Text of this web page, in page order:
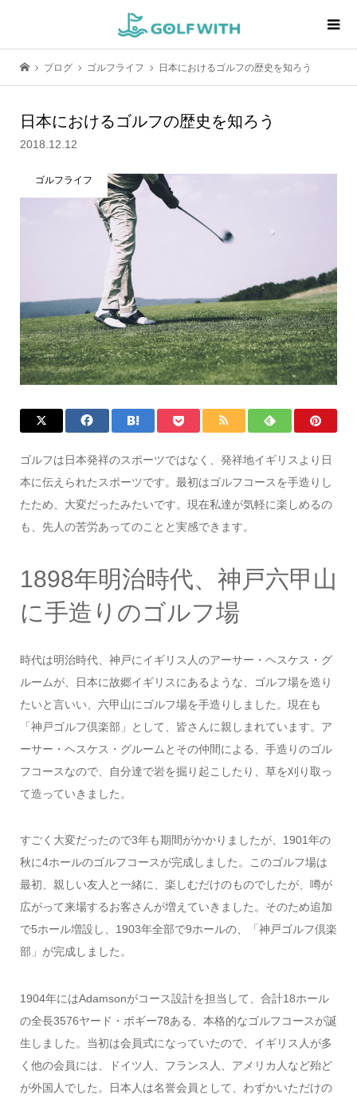
ブログ ゴルフライフ 日本におけるゴルフの歴史を知ろう
日本におけるゴルフの歴史を知ろう
2018.12.12
ゴルフライフ
ゴルフは日本発祥のスポーツではなく、発祥地イギリスより日
本に伝えられたスポーツです。最初はゴルフコースを手造りし
たため、大変だったみたいです。現在私達が気軽に楽しめるの
も、先人の苦労あってのことと実感できます。
1898年明治時代、神戸六甲山
に手造りのゴルフ場
時代は明治時代、神戸にイギリス人のアーサー・ヘスケス・グ
ルームが、日本に故郷イギリスにあるような、ゴルフ場を造り
たいと言いい、六甲山にゴルフ場を手造りしました。現在も
「神戸ゴルフ倶楽部」として、皆さんに親しまれています。ア
ーサー・ヘスケス・グルームとその仲間による、手造りのゴル
フコースなので、自分達で岩を掘り起こしたり、草を刈り取っ
て造っていきました。
すごく大変だったので3年も期間がかかりましたが、1901年の
秋に4ホールのゴルフコースが完成しました。このゴルフ場は
最初、親しい友人と一緒に、楽しむだけのものでしたが、噂が
広がって来場するお客さんが増えていきました。そのため追加
で5ホール増設し、1903年全部で9ホールの、「神戸ゴルフ倶楽
部」が完成しました。
1904年にはAdamsonがコース設計を担当して、合計18ホール
の全長3576ヤード・ボギー78ある、本格的なゴルフコースが誕
生しました。当初は会員式になっていたので、イギリス人が多
く他の会員には、ドイツ人、フランス人、アメリカ人など殆ど
が外国人でした。日本人は名誉会員として、わずかいただけの